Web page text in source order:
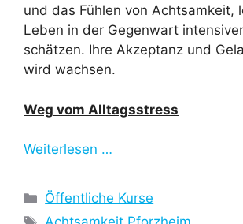
und das Fühlen von Achtsamkeit,
Leben in der Gegenwart
schätzen. Ihre Akzeptanz und
wird wachsen.
Weg vom Alltagsstress
Weiterlesen …
Kategorien
Öffentliche Kurse
Schlagwörter